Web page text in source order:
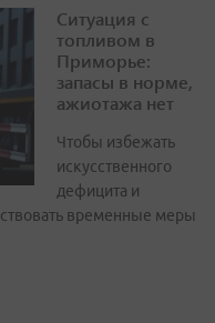
Ситуация с
топливом в
Приморье:
запасы в норме,
ажиотажа нет
Чтобы избежать
искусственного
дефицита и
временные меры